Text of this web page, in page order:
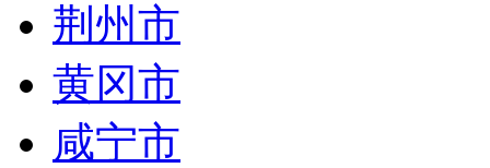
荆州市
黄冈市
咸宁市